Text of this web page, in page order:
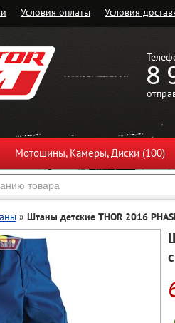
Условия оплаты Условия
8
Мотошины, Камеры, Диски (100)
» Штаны детские THOR 2016